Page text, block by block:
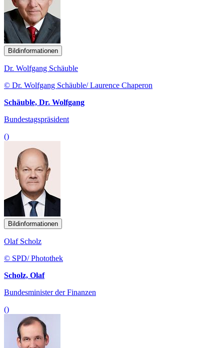
Bildinformationen
Dr. Wolfgang Schäuble
© Dr. Wolfgang Schäuble/ Laurence Chaperon
Schäuble, Dr. Wolfgang
Bundestagspräsident
()
Bildinformationen
Olaf Scholz
© SPD/ Photothek
Scholz, Olaf
Bundesminister der Finanzen
()